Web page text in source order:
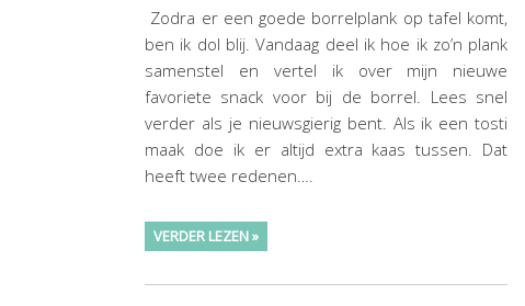
Zodra er een goede borrelplank op tafel komt,
ben ik dol blij. Vandaag deel ik hoe ik zo’n plank
samenstel en vertel ik over mijn nieuwe
favoriete snack voor bij de borrel. Lees snel
verder als je nieuwsgierig bent. Als ik een tosti
maak doe ik er altijd extra kaas tussen. Dat
heeft twee redenen….
VERDER LEZEN »